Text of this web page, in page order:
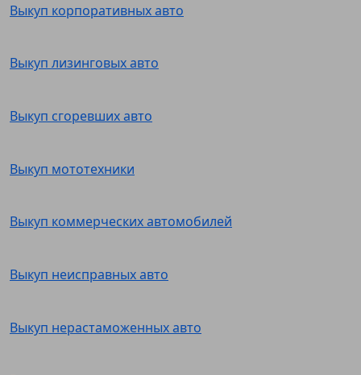
Выкуп корпоративных авто
Выкуп лизинговых авто
Выкуп сгоревших авто
Выкуп мототехники
Выкуп коммерческих автомобилей
Выкуп неисправных авто
Выкуп нерастаможенных авто